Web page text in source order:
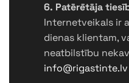
6. Patērētāja
Internetveikals ir
dienas klientam,
neatbilstību
info@rigastinte.lv